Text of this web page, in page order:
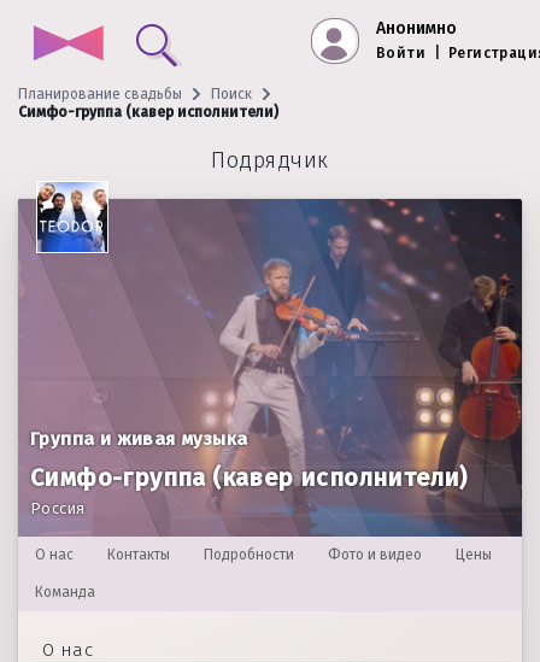
Анонимно
Войти
Планирование свадьбы
Поиск
Симфо-группа (кавер исполнители)
Подрядчик
Группа и живая музыка
Симфо-группа (кавер исполнители)
Россия
О нас Контакты Подробности Фото и видео Цены
Команда
О нас